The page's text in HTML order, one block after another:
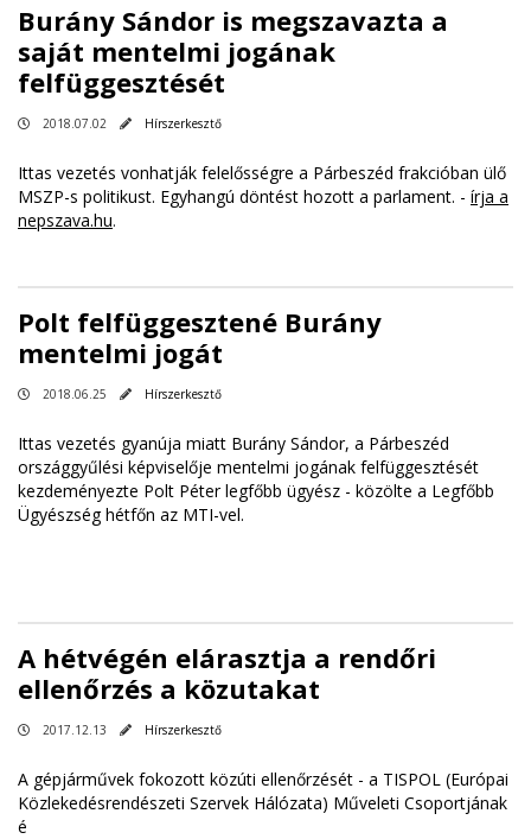
Burány Sándor is megszavazta a
saját mentelmi jogának
felfüggesztését
2018.07.02 Hírszerkesztő
Ittas vezetés vonhatják felelősségre a Párbeszéd frakcióban ülő
MSZP-s politikust. Egyhangú döntést hozott a parlament. - írja a
nepszava.hu.
Polt felfüggesztené Burány
mentelmi jogát
2018.06.25 Hírszerkesztő
Ittas vezetés gyanúja miatt Burány Sándor, a Párbeszéd
országgyűlési képviselője mentelmi jogának felfüggesztését
kezdeményezte Polt Péter legfőbb ügyész - közölte a Legfőbb
Ügyészség hétfőn az MTI-vel.
A hétvégén elárasztja a rendőri
ellenőrzés a közutakat
2017.12.13 Hírszerkesztő
A gépjárművek fokozott közúti ellenőrzését - a TISPOL (Európai
Közlekedésrendészeti Szervek Hálózata) Műveleti Csoportjának
é